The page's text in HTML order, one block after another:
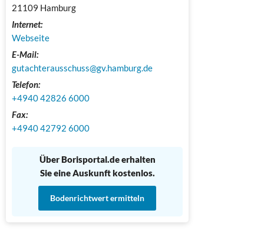
21109 Hamburg
Internet:
Webseite
E-Mail:
gutachterausschuss@gv.hamburg.de
Telefon:
+4940 42826 6000
Fax:
+4940 42792 6000
Über Borisportal.de erhalten
Sie eine Auskunft kostenlos.
Bodenrichtwert ermitteln